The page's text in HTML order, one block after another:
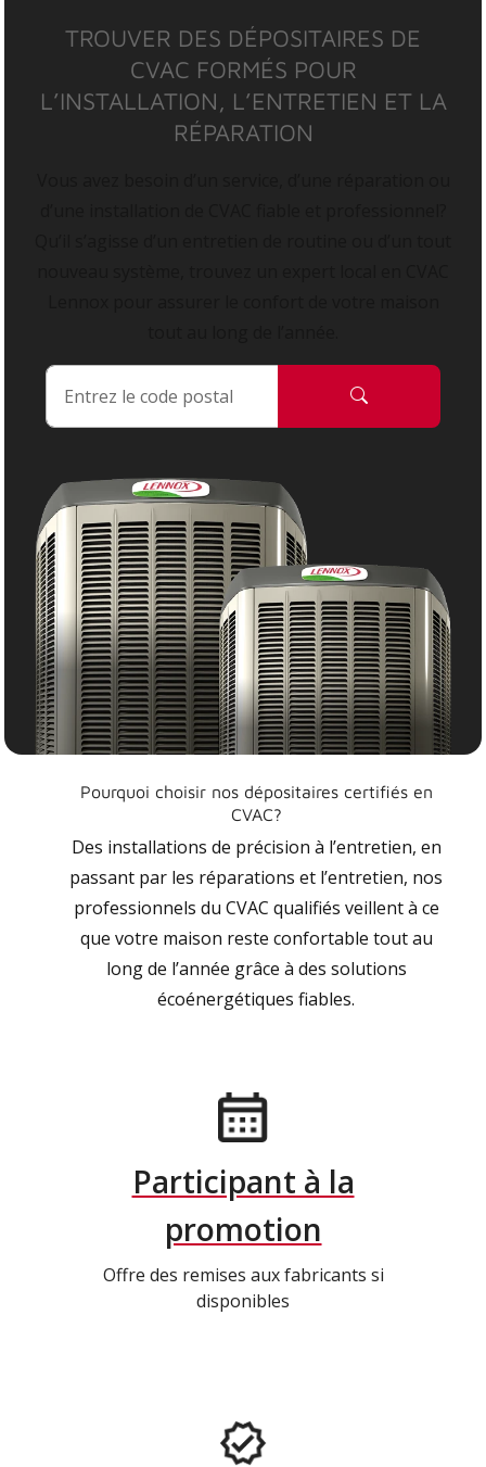
TROUVER DES DÉPOSITAIRES DE
CVAC FORMÉS POUR
L’INSTALLATION, L’ENTRETIEN ET LA
RÉPARATION
Pourquoi choisir nos dépositaires certifiés en
CVAC?
Des installations de précision à l’entretien, en
passant par les réparations et l’entretien, nos
professionnels du CVAC qualifiés veillent à ce
que votre maison reste confortable tout au
long de l’année grâce à des solutions
écoénergétiques fiables.
Participant à la
promotion
Offre des remises aux fabricants si
disponibles